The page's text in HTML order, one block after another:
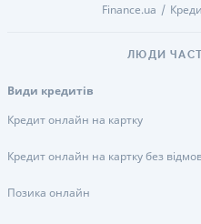
Finance.ua
ЛЮДИ
Види кредитів
Кредит онлайн на картку
Кредит онлайн на картку без
Позика онлайн